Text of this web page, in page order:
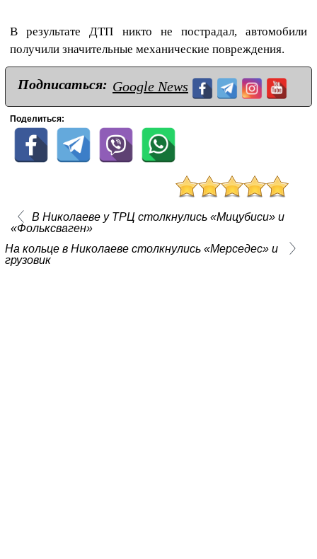
В результате ДТП никто не пострадал, автомобили
получили значительные механические повреждения.
Подписаться: Google News
Поделиться:
В Николаеве у ТРЦ столкнулись «Мицубиси» и
«Фольксваген»
На кольце в Николаеве столкнулись «Мерседес» и
грузовик